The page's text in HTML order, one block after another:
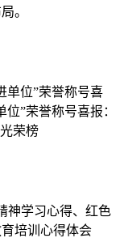
。
单位”荣誉称号喜
”荣誉称号喜报：
荣榜
神学习心得、红色
培训心得体会